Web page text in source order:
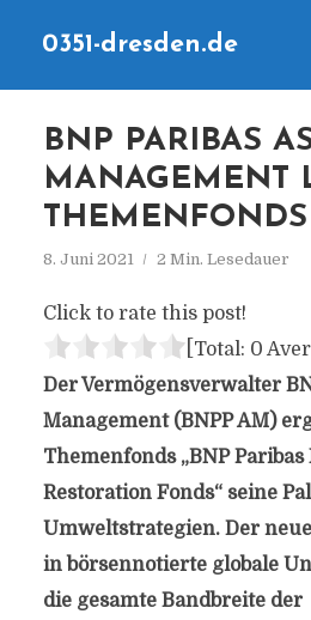
0351-dresden.de
BNP PARIBAS
MANAGEMENT
THEMENFONDS
8. Juni 2021 2 Min. Lesedauer
Click to rate this post!
[Total: 0
Der Vermögensverwalter
Management (BNPP AM)
Themenfonds „BNP Paribas
Restoration Fonds“ seine
Umweltstrategien. Der
in börsennotierte globale
die gesamte Bandbreite der